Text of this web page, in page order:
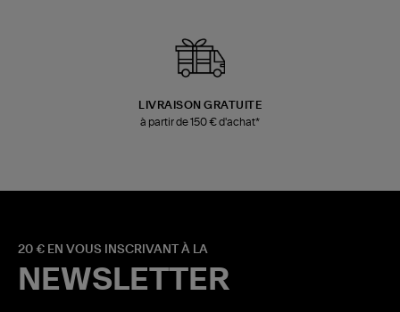
LIVRAISON GRATUITE
à partir de 150 € d'achat*
20 € EN VOUS INSCRIVANT À LA
NEWSLETTER